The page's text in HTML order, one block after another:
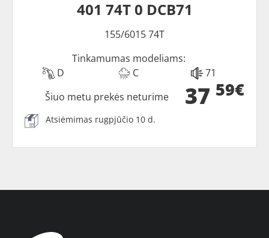
401 74T 0 DCB71
155/6015 74T
Tinkamumas modeliams:
D
C 71
37 59€
Šiuo metu prekės neturime
Atsiėmimas rugpjūčio 10 d.